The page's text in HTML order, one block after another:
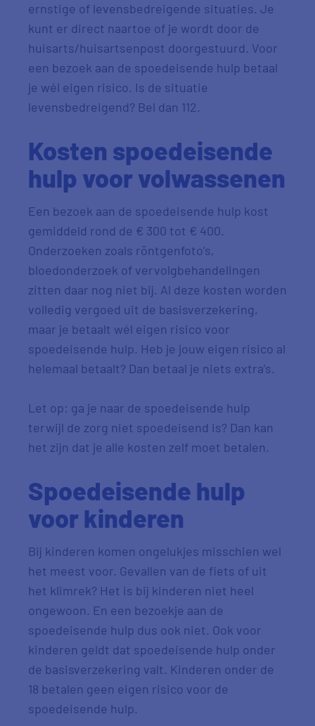
ernstige of levensbedreigende situaties. Je
kunt er direct naartoe of je wordt door de
huisarts/huisartsenpost doorgestuurd. Voor
een bezoek aan de spoedeisende hulp betaal
je wél eigen risico. Is de situatie
levensbedreigend? Bel dan 112.
Kosten spoedeisende
hulp voor volwassenen
Een bezoek aan de spoedeisende hulp kost
gemiddeld rond de € 300 tot € 400.
Onderzoeken zoals röntgenfoto’s,
bloedonderzoek of vervolgbehandelingen
zitten daar nog niet bij. Al deze kosten worden
volledig vergoed uit de basisverzekering,
maar je betaalt wél eigen risico voor
spoedeisende hulp. Heb je jouw eigen risico al
helemaal betaalt? Dan betaal je niets extra’s.
Let op: ga je naar de spoedeisende hulp
terwijl de zorg niet spoedeisend is? Dan kan
het zijn dat je alle kosten zelf moet betalen.
Spoedeisende hulp
voor kinderen
Bij kinderen komen ongelukjes misschien wel
het meest voor. Gevallen van de fiets of uit
het klimrek? Het is bij kinderen niet heel
ongewoon. En een bezoekje aan de
spoedeisende hulp dus ook niet. Ook voor
kinderen geldt dat spoedeisende hulp onder
de basisverzekering valt. Kinderen onder de
18 betalen geen eigen risico voor de
spoedeisende hulp.